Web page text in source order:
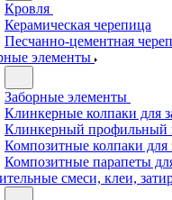
Кровля
Керамическая черепица
Песчанно-цементная
элементы
Заборные элементы
Клинкерные колпаки для
Клинкерный профильный
Композитные колпаки для
Композитные парапеты
смеси, клеи,